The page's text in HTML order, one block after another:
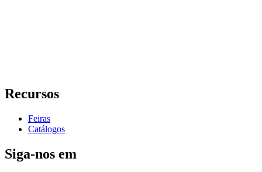
Recursos
Feiras
Catálogos
Siga-nos em